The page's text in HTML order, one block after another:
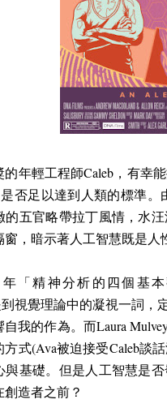
的年輕工程師Caleb ，有幸
否足以達到人類的標準。
的五官略帶拉丁風情，水
，暗示著人工智慧既是人
年「精神分析的四個基
視覺理論中的凝視一詞，
自我的作為。而Laura
方式(Ava被迫接受Caleb談
與基礎。但是人工智慧是
造者之前？